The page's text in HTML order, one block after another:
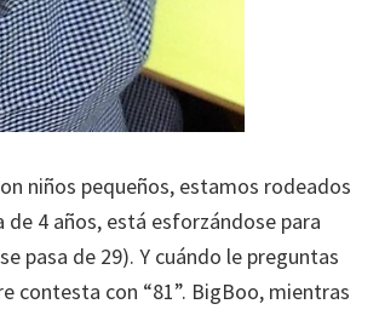
niños pequeños, estamos rodeados
4 años, está esforzándose para
pasa de 29). Y cuándo le preguntas
contesta con “81”. BigBoo, mientras